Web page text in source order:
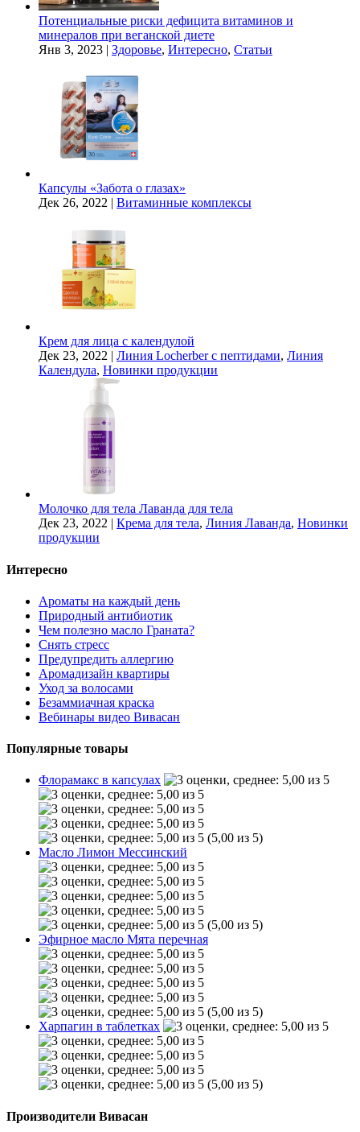
Потенциальные риски дефицита витаминов и
минералов при веганской диете
Янв 3, 2023 | Здоровье, Интересно, Статьи
Капсулы «Забота о глазах»
Дек 26, 2022 | Витаминные комплексы
Крем для лица с календулой
Дек 23, 2022 | Линия Locherber с пептидами, Линия
Календула, Новинки продукции
Молочко для тела Лаванда для тела
Дек 23, 2022 | Крема для тела, Линия Лаванда, Новинки
продукции
Интересно
Ароматы на каждый день
Природный антибиотик
Чем полезно масло Граната?
Снять стресс
Предупредить аллергию
Аромадизайн квартиры
Уход за волосами
Безаммиачная краска
Вебинары видео Вивасан
Популярные товары
Флорамакс в капсулах
(5,00 из 5)
Масло Лимон Мессинский
(5,00 из 5)
Эфирное масло Мята перечная
(5,00 из 5)
Харпагин в таблетках
(5,00 из 5)
Производители Вивасан